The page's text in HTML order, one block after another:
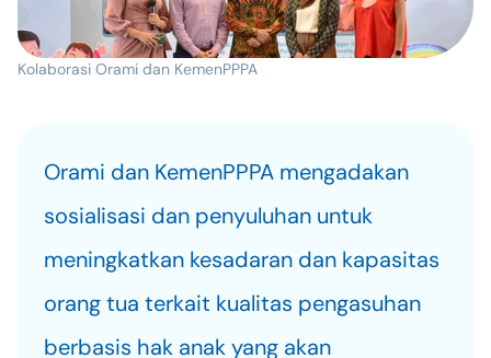
Kolaborasi Orami dan KemenPPPA
Orami dan KemenPPPA mengadakan
sosialisasi dan penyuluhan untuk
meningkatkan kesadaran dan kapasitas
orang tua terkait kualitas pengasuhan
berbasis hak anak yang akan